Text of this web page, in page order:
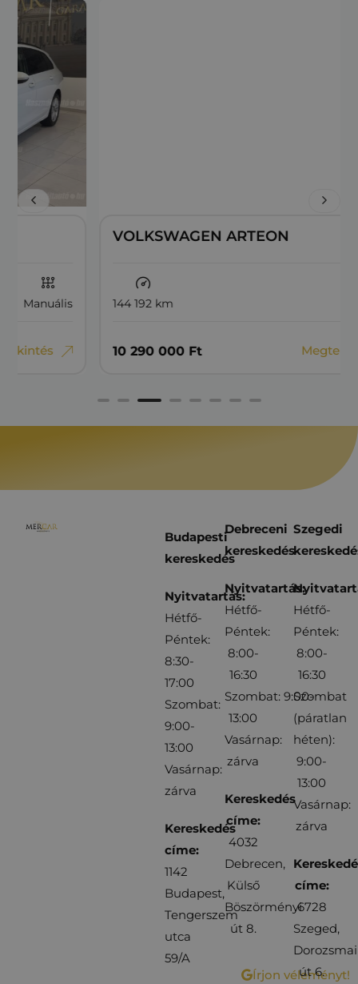
VOLKSWAGEN ARTEON
144 192 km
Ft
Budapesti
kereskedés
Nyitvatartás:
Hétfő-
Péntek:
8:30-
17:00
Szombat:
9:00-
13:00
Vasárnap:
zárva
Kereskedés
címe:
1142
Budapest,
Tengerszem
utca
59/A
Debreceni
kereskedés
Nyitvatartás:
Hétfő-
Péntek:
8:00-
16:30
Szombat: 9:00-
13:00
Vasárnap:
zárva
Kereskedés
címe:
4032
Debrecen,
Külső
Böszörményi
út 8.
Írjon véleményt!
Szegedi
Hétfő-
Péntek:
8:00-
16:30
Szombat
(páratlan
héten):
9:00-
13:00
Vasárnap:
zárva
címe:
6728
Szeged,
Dorozsmai
út 6.